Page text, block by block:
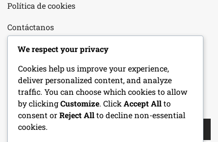
Política de cookies
Contáctanos
Nuestra historia
Tu privacidad
BUSCAR
Search
We respect your privacy
Cookies help us improve your experience,
deliver personalized content, and analyze
traffic. You can choose which cookies to allow
by clickingCustomize. Click Accept Allto
consent orReject Allto decline non-essential
cookies.